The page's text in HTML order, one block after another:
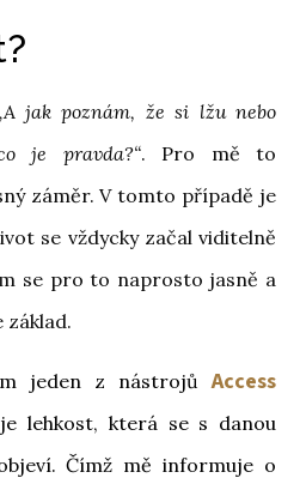
jak poznám, že si lžu nebo
je pravda?“. Pro mě to
záměr. V tomto případě je
se vždycky začal viditelně
se pro to naprosto jasně a
základ.
jeden z nástrojů Access
lehkost, která se s danou
Čímž mě informuje o